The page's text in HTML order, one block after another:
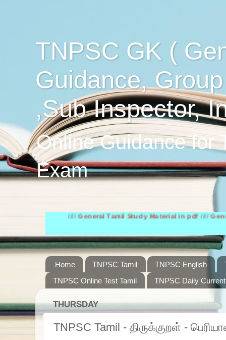
TNPSC GK (
Guidance,
,Sub Inspector,
Online Guidance for
Exam
General Tamil Study Material in pdf////General
Home TNPSC Tamil TNPSC English
TNPSC Online Test Tamil
TNPSC Daily
THURSDAY
TNPSC Tamil - திருக்குறள் -